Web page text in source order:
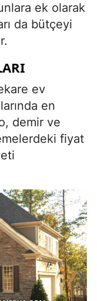
ek olarak
da bütçeyi
ev
en
demir ve
fiyat